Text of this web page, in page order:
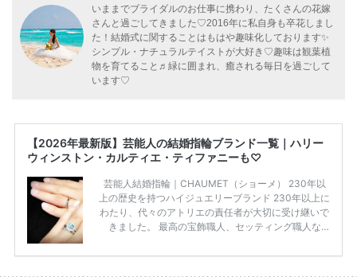
いままでブライダルのお仕事に携わり、たくさんの花嫁
さんと過ごしてきました♡2016年に私自身も卒花しまし
た！結婚式に関することはもはや趣味化しております✨
シンプル・ナチュラルテイストが大好き♡趣味は観葉植
物を育てること♬緑に囲まれ、癒される毎日を過ごして
います♡
【2026年最新版】芸能人の結婚指輪ブランド一覧｜ハリー
ウィンストン・カルティエ・ティファニーも♡
芸能人結婚指輪｜CHAUMET（ショーメ） 230年以
上の歴史を持つハイジュエリーブランド 230年以上に
わたり、代々のアトリエの責任者が大切に受け継いで
きました。 最高の宝飾職人、セッティング職人な
高品質の宝石を扱っています。 至高のデザインと品